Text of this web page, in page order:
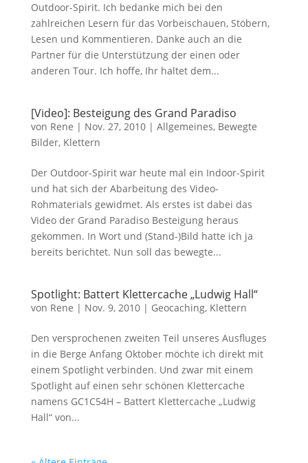
Outdoor-Spirit. Ich bedanke mich bei den
zahlreichen Lesern für das Vorbeischauen, Stöbern,
Lesen und Kommentieren. Danke auch an die
Partner für die Unterstützung der einen oder
anderen Tour. Ich hoffe, Ihr haltet dem...
[Video]: Besteigung des Grand Paradiso
von Rene | Nov. 27, 2010| Allgemeines, Bewegte
Bilder, Klettern
Der Outdoor-Spirit war heute mal ein Indoor-Spirit
und hat sich der Abarbeitung des Video-
Rohmaterials gewidmet. Als erstes ist dabei das
Video der Grand Paradiso Besteigung heraus
gekommen. In Wort und (Stand-)Bild hatte ich ja
bereits berichtet. Nun soll das bewegte...
Spotlight: Battert Klettercache „Ludwig Hall“
von Rene | Nov. 9, 2010| Geocaching, Klettern
Den versprochenen zweiten Teil unseres Ausfluges
in die Berge Anfang Oktober möchte ich direkt mit
einem Spotlight verbinden. Und zwar mit einem
Spotlight auf einen sehr schönen Klettercache
namens GC1C54H – Battert Klettercache „Ludwig
Hall“ von...